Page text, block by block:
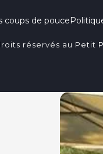
coups de pouce
réservés au Petit